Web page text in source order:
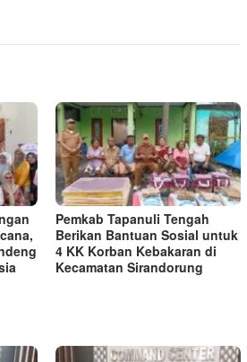
Pemkab Tapanuli Tengah
Berikan Bantuan Sosial untuk
4 KK Korban Kebakaran di
Kecamatan Sirandorung